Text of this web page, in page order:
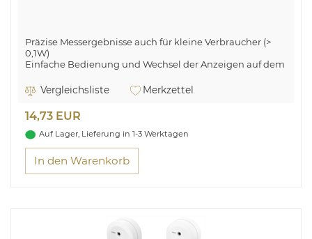
Präzise Messergebnisse auch für kleine Verbraucher (>
0,1W)
Einfache Bedienung und Wechsel der Anzeigen auf dem
Zuverlässige Angaben durch hohe Messgenauigkeit (+/-
1,5%)
Vergleichsliste Merkzettel
14,73 EUR
Auf Lager, Lieferung in 1-3 Werktagen
In den Warenkorb